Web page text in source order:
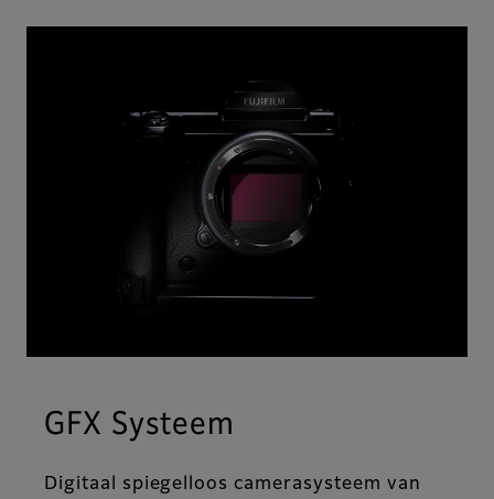
GFX Systeem
Digitaal spiegelloos camerasysteem van